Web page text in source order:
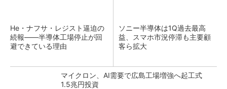
He・ナフサ・レジスト逼迫の
続報――半導体工場停止が回
避できている理由
ソニー半導体は1Q過去最高
益、スマホ市況停滞も主要顧
客ら拡大
マイクロン、AI需要で広島工場増強へ起工式
1.5兆円投資